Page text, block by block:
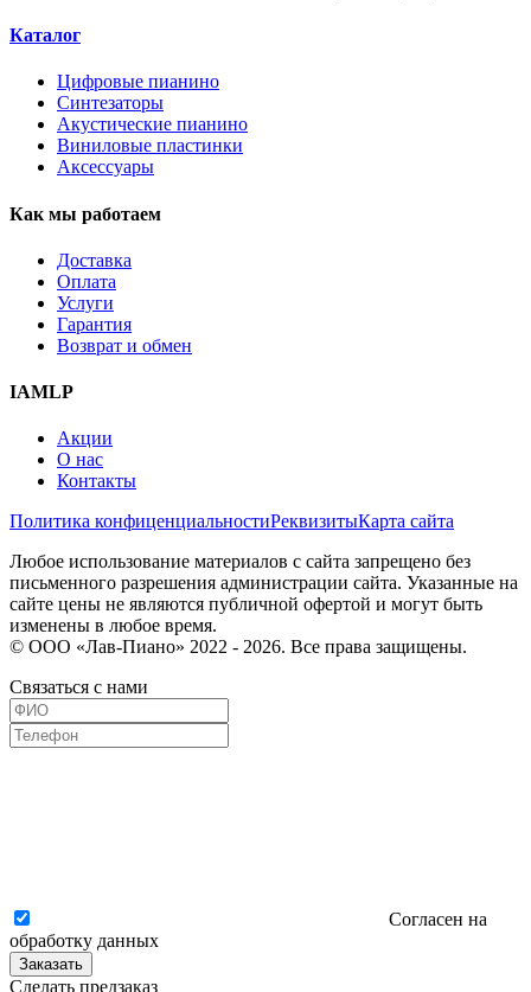
Каталог
Цифровые пианино
Синтезаторы
Акустические пианино
Виниловые пластинки
Аксессуары
Как мы работаем
Доставка
Оплата
Услуги
Гарантия
Возврат и обмен
IAMLP
Акции
О нас
Контакты
Политика конфиценциальностиРеквизитыКарта сайта
Любое использование материалов с сайта запрещено без
письменного разрешения администрации сайта. Указанные на
сайте цены не являются публичной офертой и могут быть
изменены в любое время.
© ООО «Лав-Пиано» 2022 - 2026. Все права защищены.
Связаться с нами
Согласен на
обработку данных
Заказать
Сделать предзаказ